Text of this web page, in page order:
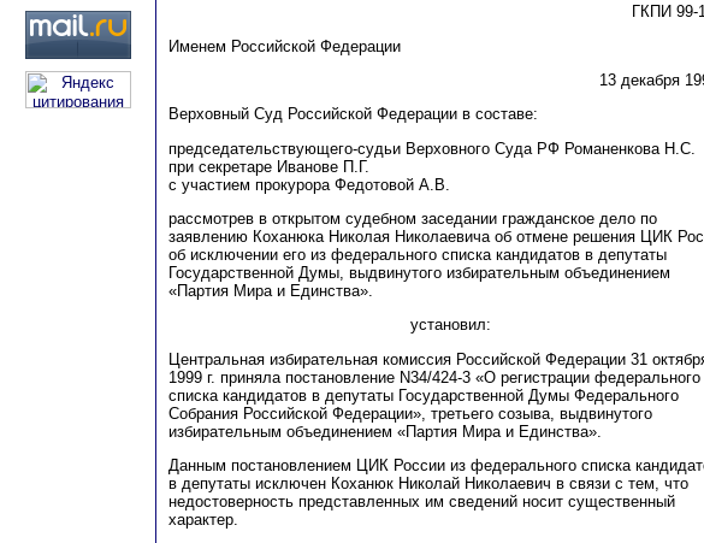
ГКПИ 99-
Именем Российской Федерации
13 декабря
Верховный Суд Российской Федерации в составе:
председательствующего-судьи Верховного Суда РФ Романенкова Н.С.
при секретаре Иванове П.Г.
с участием прокурора Федотовой А.В.
рассмотрев в открытом судебном заседании гражданское дело по
заявлению Коханюка Николая Николаевича об отмене решения ЦИК
об исключении его из федерального списка кандидатов в депутаты
Государственной Думы, выдвинутого избирательным объединением
«Партия Мира и Единства».
установил:
Центральная избирательная комиссия Российской Федерации 31
1999 г. приняла постановление N34/424-3 «О регистрации федерального
списка кандидатов в депутаты Государственной Думы Федерального
Собрания Российской Федерации», третьего созыва, выдвинутого
избирательным объединением «Партия Мира и Единства».
Данным постановлением ЦИК России из федерального списка
в депутаты исключен Коханюк Николай Николаевич в связи с тем, что
недостоверность представленных им сведений носит существенный
характер.